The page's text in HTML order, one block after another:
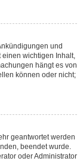
und
einen wichtigen Inhalt,
hängt es von
können oder nicht;
geantwortet werden
beendet wurde.
oder Administrator